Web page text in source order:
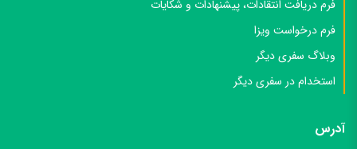
فرم ارزیابی ویزا
فرم دریافت انتقادات، پیشنهادات و شکایات
فرم درخواست ویزا
وبلاگ سفری دیگر